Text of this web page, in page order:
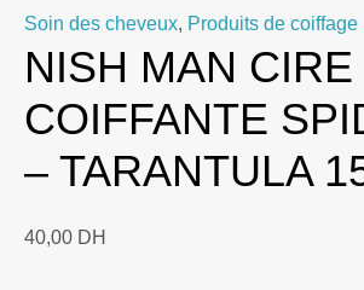
Soin des cheveux, Produits de coiffage
NISH MAN CIRE
COIFFANTE
– TARANTULA
40,00 DH